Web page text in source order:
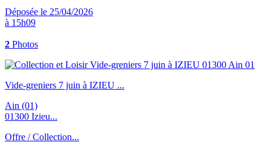
Déposée le 25/04/2026
à 15h09
2 Photos
Vide-greniers 7 juin à IZIEU ...
Ain (01)
01300 Izieu...
Offre / Collection...